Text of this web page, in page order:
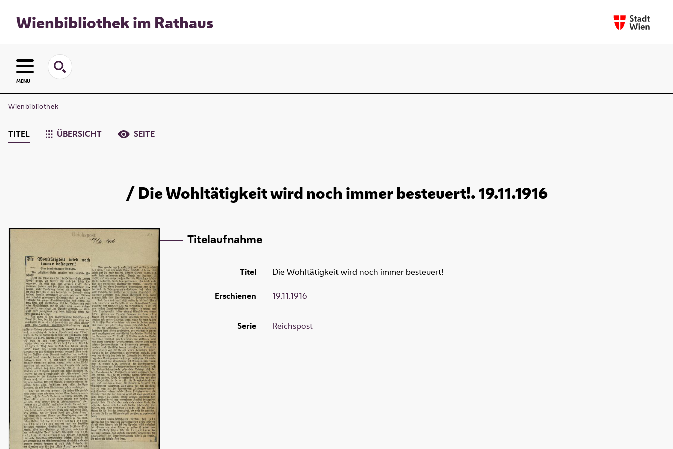
Wienbibliothek im Rathaus
MENU
Wienbibliothek
TITEL ÜBERSICHT SEITE
/ Die Wohltätigkeit wird noch immer besteuert!. 19.11.1916
Titelaufnahme
Titel Die Wohltätigkeit wird noch immer besteuert!
Erschienen 19.11.1916
Serie Reichspost